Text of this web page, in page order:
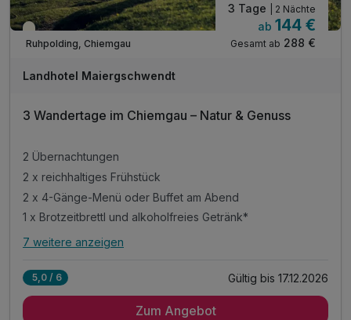
Teilweise ausgelastet
Ruhpolding, Chiemgau
3 Tage | 2 Nächte
ab 144 €
Gesamt ab 288 €
Landhotel Maiergschwendt
3 Wandertage im Chiemgau – Natur & Genuss
2 Übernachtungen
2 x reichhaltiges Frühstück
2 x 4-Gänge-Menü oder Buffet am Abend
1 x Brotzeitbrettl und alkoholfreies Getränk*
Alle Inklusivleistungen
2 x reichhaltiges Frühstück
7 weitere anzeigen
5,0 / 6 Gültig bis 17.12.2026
Zum Angebot